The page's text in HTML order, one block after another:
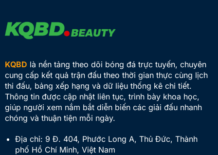
KQBD là nền tảng theo dõi bóng đá trực tuyến, chuyên
cung cấp kết quả trận đấu theo thời gian thực cùng lịch
thi đấu, bảng xếp hạng và dữ liệu thống kê chi tiết.
Thông tin được cập nhật liên tục, trình bày khoa học,
giúp người xem nắm bắt diễn biến các giải đấu nhanh
chóng và thuận tiện mỗi ngày.
Địa chỉ: 9 Đ. 404, Phước Long A, Thủ Đức, Thành
phố Hồ Chí Minh, Việt Nam